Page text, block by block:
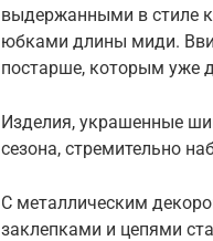
выдержанными в стиле
юбками длины миди.
постарше, которым уже
Изделия, украшенные
сезона, стремительно
С металлическим
заклепками и цепями